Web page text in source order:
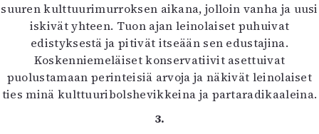
suuren kulttuurimurroksen aikana, jolloin vanha ja uusi
iskivät yhteen. Tuon ajan leinolaiset puhuivat
edistyksestä ja pitivät itseään sen edustajina.
Koskenniemeläiset konservatiivit asettuivat
puolustamaan perinteisiä arvoja ja näkivät leinolaiset
ties minä kulttuuribolshevikkeina ja partaradikaaleina.
3.